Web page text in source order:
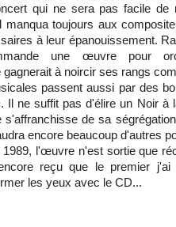
qui ne sera pas facile de
manqua toujours aux
à leur épanouissement.
une œuvre pour
gagnerait à noircir ses rangs
passent aussi par des
Il ne suffit pas d'élire un Noir à
s'affranchisse de sa
encore beaucoup d'autres
1989, l'œuvre n'est sortie que
reçu que le premier j'ai
les yeux avec le CD...